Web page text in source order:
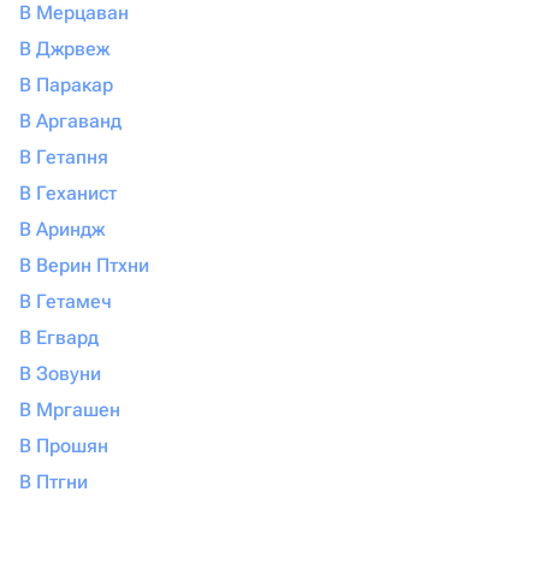
В Мерцаван
В Джрвеж
В Паракар
В Аргаванд
В Гетапня
В Геханист
В Ариндж
В Верин Птхни
В Гетамеч
В Егвард
В Зовуни
В Мргашен
В Прошян
В Птгни